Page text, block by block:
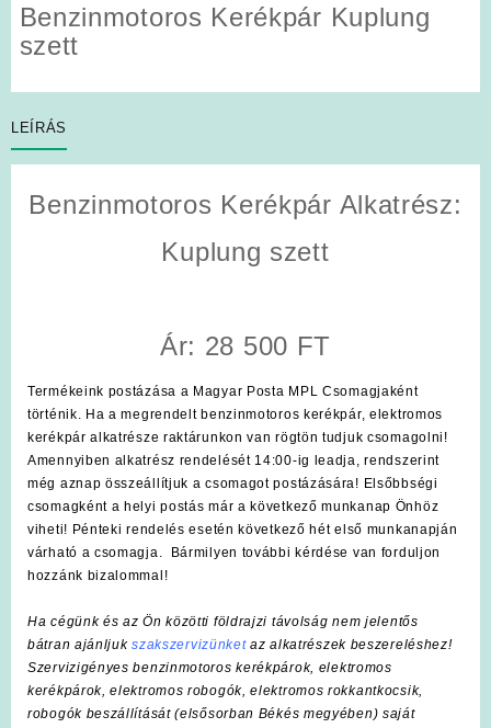
Benzinmotoros Kerékpár Kuplung
szett
LEÍRÁS
Benzinmotoros Kerékpár Alkatrész:
Kuplung szett
Ár: 28 500 FT
Termékeink postázása a Magyar Posta MPL Csomagjaként
történik. Ha a megrendelt benzinmotoros kerékpár, elektromos
kerékpár alkatrésze raktárunkon van rögtön tudjuk csomagolni!
Amennyiben alkatrész rendelését 14:00-ig leadja, rendszerint
még aznap összeállítjuk a csomagot postázására! Elsőbbségi
csomagként a helyi postás már a következő munkanap Önhöz
viheti! Pénteki rendelés esetén következő hét első munkanapján
várható a csomagja. Bármilyen további kérdése van forduljon
hozzánk bizalommal!
Ha cégünk és az Ön közötti földrajzi távolság nem jelentős
bátran ajánljukszakszervizünket az alkatrészek beszereléshez!
Szervizigényes benzinmotoros kerékpárok, elektromos
kerékpárok, elektromos robogók, elektromos rokkantkocsik,
robogók beszállítását (elsősorban Békés megyében) saját